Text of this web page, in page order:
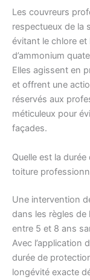
Les couvreurs
respectueux de la
évitant le chlore
d’ammonium
Elles agissent en
et offrent une
réservés aux
méticuleux pour
façades.
Quelle est la
toiture
Une intervention
dans les règles de
entre 5 et 8 ans
Avec l’application
durée de
longévité exacte